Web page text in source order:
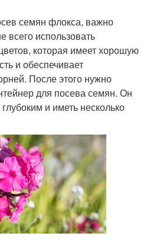
семян флокса, важно
всего использовать
которая имеет хорошую
и обеспечивает
После этого нужно
для посева семян. Он
и иметь несколько